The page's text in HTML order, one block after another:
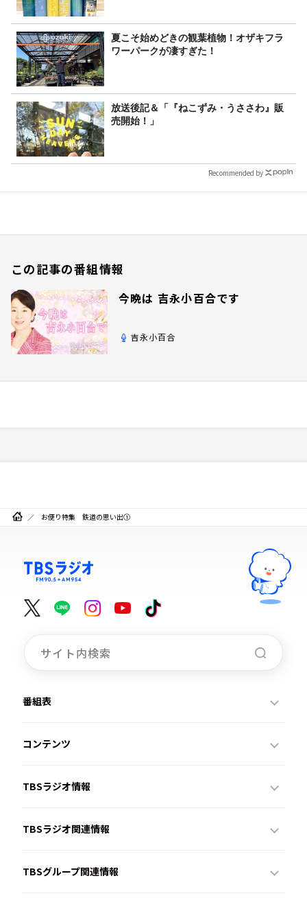
夏こそ始めどきの観葉植物！オザキフラ
ワーパークが凄すぎた！
放送後記＆「『ねこずみ・うささわ』販
売開始！」
Recommended by
この記事の番組情報
今晩は 吉永小百合です
吉永小百合
お便り特集 鉄道の思い出①
番組表
コンテンツ
TBSラジオ情報
TBSラジオ関連情報
TBSグループ関連情報